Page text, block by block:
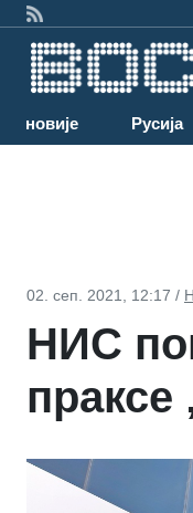
Најновије Русија
02. сеп. 2021, 12:17 /
НИС
праксе